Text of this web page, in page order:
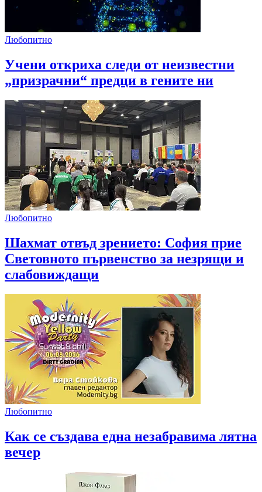
Любопитно
Учени откриха следи от неизвестни
„призрачни“ предци в гените ни
Любопитно
Шахмат отвъд зрението: София прие
Световното първенство за незрящи и
слабовиждащи
Любопитно
Как се създава една незабравима лятна
вечер